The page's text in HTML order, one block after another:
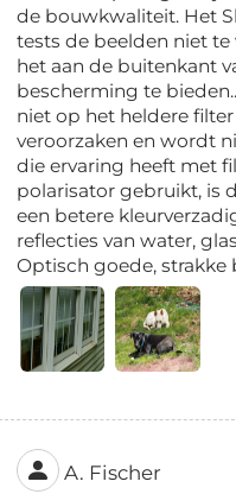
de bouwkwaliteit. Het
tests de beelden niet
het aan de buitenkant
bescherming te
niet op het heldere
veroorzaken en wordt
die ervaring heeft met
polarisator gebruikt, is
een betere
reflecties van water,
Optisch goede, strakke
A. Fischer